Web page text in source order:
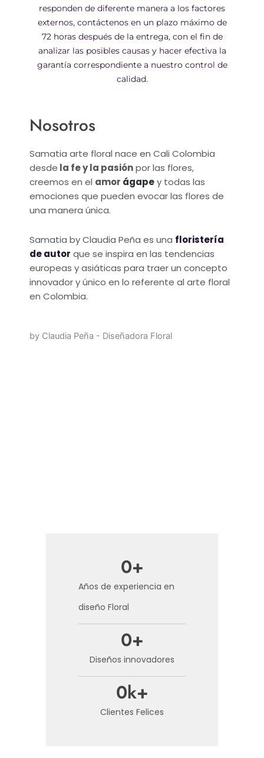
responden de diferente manera a los factores
externos, contáctenos en un plazo máximo de
72 horas después de la entrega, con el fin de
analizar las posibles causas y hacer efectiva la
garantía correspondiente a nuestro control de
calidad.
Nosotros
Samatia arte floral nace en Cali Colombia
desde la fe y la pasiónpor las flores,
creemos en el amor ágapey todas las
emociones que pueden evocar las flores de
una manera única.
Samatia by Claudia Peña es una floristería
de autor que se inspira en las tendencias
europeas y asiáticas para traer un concepto
innovador y único en lo referente al arte floral
en Colombia.
by Claudia Peña - Diseñadora Floral
Años de experiencia en
diseño Floral
0+
Diseños innovadores
0+
Clientes Felices
0k+